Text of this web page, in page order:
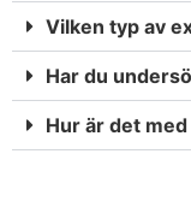
Vilken typ av
Har du
Hur är det